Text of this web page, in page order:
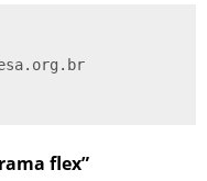
flex”